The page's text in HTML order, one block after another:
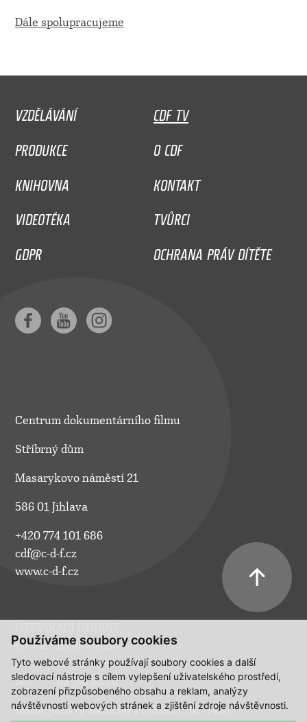
Používáme soubory cookies
Tyto webové stránky používají soubory cookies a další
sledovací nástroje s cílem vylepšení uživatelského prostředí,
zobrazení přizpůsobeného obsahu a reklam, analýzy
návštěvnosti webových stránek a zjištění zdroje návštěvnosti.
Dále spolupracujeme
VZDĚLÁVÁNÍ
CDF TV
PRODUKCE
O CDF
KNIHOVNA
KONTAKT
VIDEOTÉKA
TVŮRCI
GDPR
OCHRANA PRÁV DÍTĚTE
Centrum dokumentárního filmu
Stříbrný dům
Masarykovo náměstí 21
586 01 Jihlava
+420 774 101 686
cdf@c-d-f.cz
www.c-d-f.cz
Po–Pá:
10.00–18.00
So:
na požádání
Ne:
na požádání
Polední pauza ve všední dny a v sobotu 13:00 - 14:00.